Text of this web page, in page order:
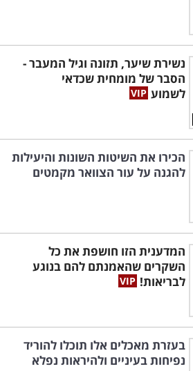
נשירת שיער, תזונה וגיל המעבר -
הסבר של מומחית שכדאי
לשמוע
הכירו את השיטות השונות והיעילות
להגנה על עור הצוואר מקמטים
המדענית הזו חושפת את כל
השקרים שהאמנתם להם בנוגע
לבריאות!
בעזרת מאכלים אלו תוכלו להוריד
נפיחות בעיניים ולהיראות נפלא